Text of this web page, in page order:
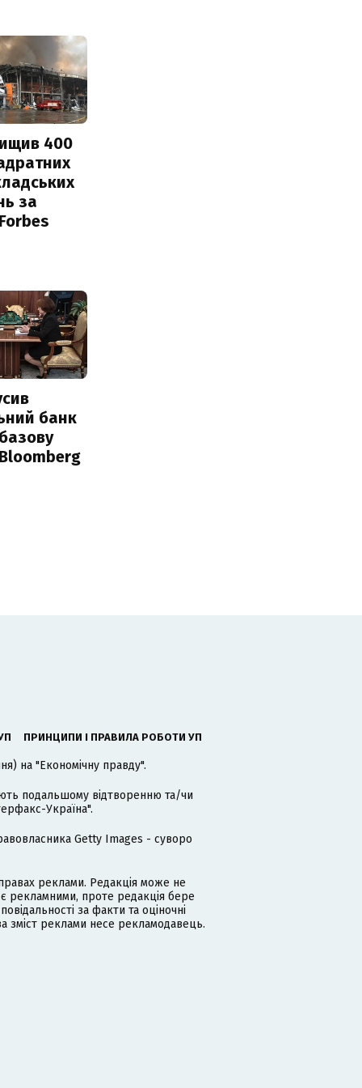
400
за
банк
ПРИНЦИПИ І ПРАВИЛА РОБОТИ УП
на "Економічну правду".
подальшому відтворенню та/чи
Україна".
Getty Images - суворо
реклами. Редакція може не
рекламними, проте редакція бере
за факти та оціночні
зміст реклами несе рекламодавець.